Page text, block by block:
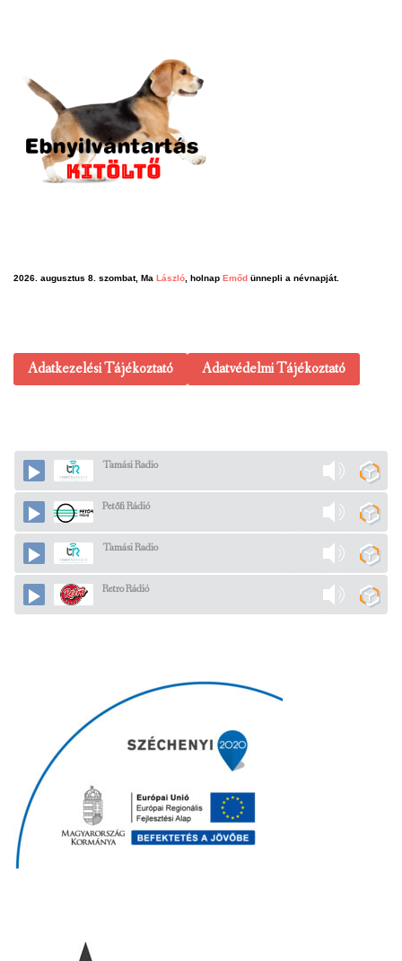
2026. augusztus 8. szombat, Ma László, holnap Emőd ünnepli a névnapját.
Adatkezelési Tájékoztató Adatvédelmi Tájékoztató
Tamási Radio
Petőfi Rádió
Tamási Radio
Retro Rádió